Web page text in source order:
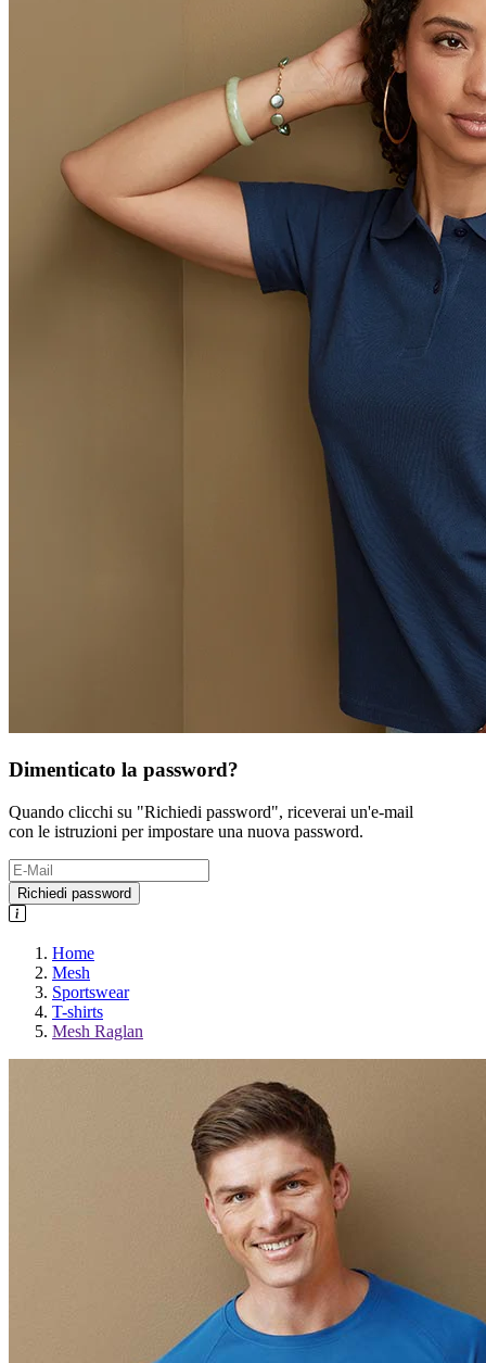
Dimenticato la password?
Quando clicchi su "Richiedi password", riceverai un'e-mail
con le istruzioni per impostare una nuova password.
Richiedi password
Home
Mesh
Sportswear
T-shirts
Mesh Raglan